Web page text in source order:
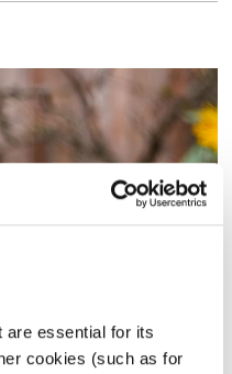
are essential for its
cookies (such as for
שינוי עכשיו
דליק ווליניץ